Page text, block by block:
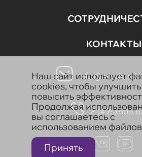
КОНТАКТЫ
info@aravia-
8 (495) 505-
Наш сайт использует
cookies, чтобы
повысить
Продолжая
вы соглашаетесь с
использованием
Принять